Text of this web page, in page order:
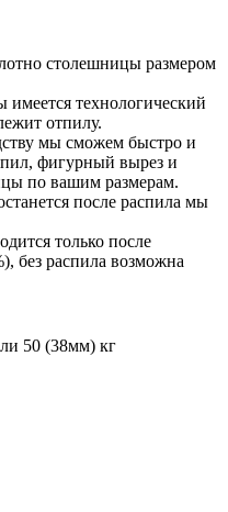
столешницы размером
технологический
отпилу.
мы сможем быстро и
фигурный вырез и
по вашим размерам.
после распила мы
только после
без распила возможна
50 (38мм) кг